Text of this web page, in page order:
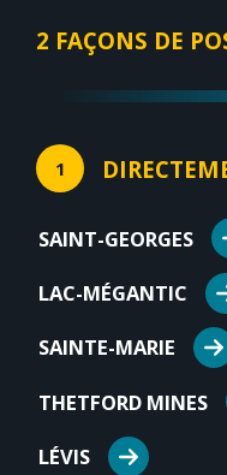
2 FAÇONS DE
1
SAINT-GEORGES
LAC-MÉGANTIC
SAINTE-MARIE
THETFORD MINES
LÉVIS